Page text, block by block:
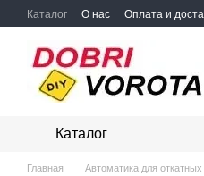
Перейти к основному контенту
Каталог О нас Оплата и
Каталог
Главная Автоматика для откатных